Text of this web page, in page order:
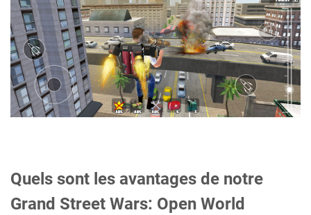
Quels sont les avantages de notre
Grand Street Wars: Open World